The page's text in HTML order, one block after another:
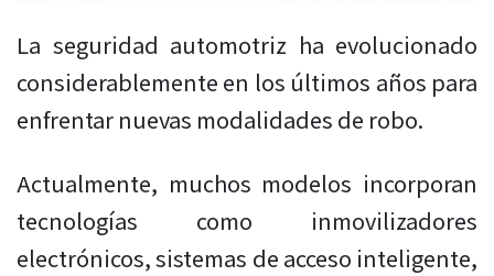
La seguridad automotriz ha evolucionado
considerablemente en los últimos años para
enfrentar nuevas modalidades de robo.
Actualmente, muchos modelos incorporan
tecnologías como inmovilizadores
electrónicos, sistemas de acceso inteligente,